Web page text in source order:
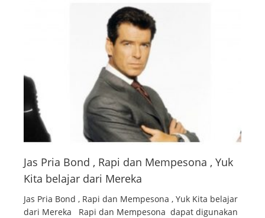
Jas Pria Bond , Rapi dan Mempesona , Yuk
Kita belajar dari Mereka
Jas Pria Bond , Rapi dan Mempesona , Yuk Kita belajar
dari Mereka Rapi dan Mempesona dapat digunakan